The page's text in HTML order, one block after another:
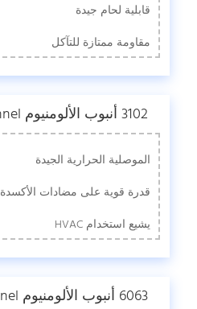
قابلية لحام جيدة
مقاومة ممتازة للتآكل
3102 أنبوب الألومنيوم Microchannel
الموصلية الحرارية الجيدة
قدرة قوية على مضادات الأكسدة
يشيع استخدام HVAC
6063 أنبوب الألومنيوم Microchannel